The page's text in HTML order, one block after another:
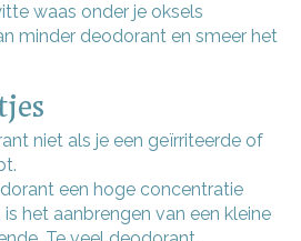
waas onder je oksels
minder deodorant en smeer het
niet als je een geïrriteerde of
een hoge concentratie
het aanbrengen van een kleine